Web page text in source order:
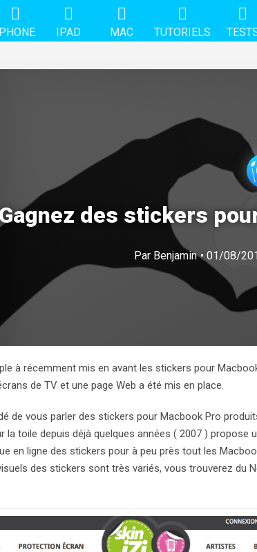
IPAD MAC TUTORIELS
Gagnez des stickers
Par Benjamin • 01/08/
à récemment mis en avant les stickers pour
de TV et une page Web a été mis en place.
de vous parler des stickers pour Macbook Pro
la toile depuis déjà quelques années ( 2007 ) propose
en ligne des stickers pour à peu près tout les
des stickers sont très variés, vous trouverez du